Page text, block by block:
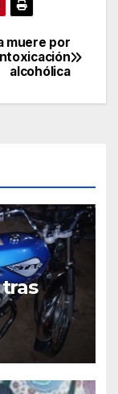
muere por
alcohólica